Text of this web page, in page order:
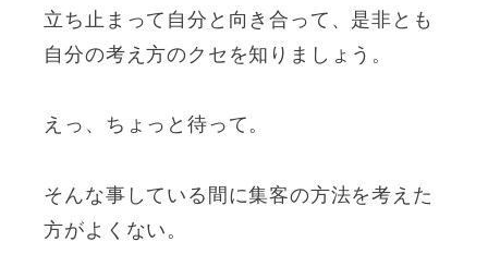
立ち止まって自分と向き合って、是非とも
自分の考え方のクセを知りましょう。
えっ、ちょっと待って。
そんな事している間に集客の方法を考えた
方がよくない。